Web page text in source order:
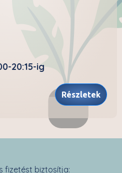
20:15-ig
Részletek
fizetést biztosítja: